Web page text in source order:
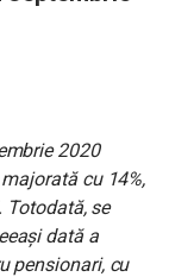
2020
cu 14%,
Totodată, se
dată a
pensionari, cu